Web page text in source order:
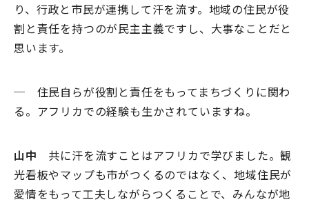
り、行政と市民が連携して汗を流す。地域の住民が役
割と責任を持つのが民主主義ですし、大事なことだと
思います。
─ 住民自らが役割と責任をもってまちづくりに関わ
る。アフリカでの経験も生かされていますね。
山中 共に汗を流すことはアフリカで学びました。観
光看板やマップも市がつくるのではなく、地域住民が
愛情をもって工夫しながらつくることで、みんなが地